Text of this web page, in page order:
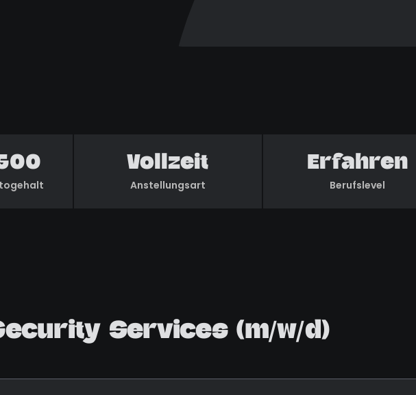
Vollzeit
Anstellungsart
Erfahren
Berufslevel
Services (m/w/d)